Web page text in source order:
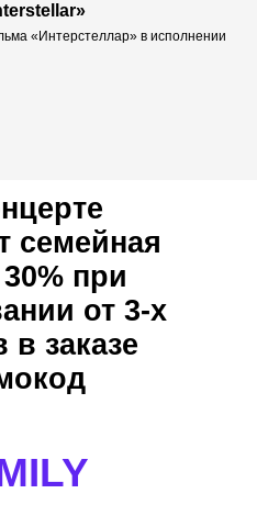
«Интерстеллар» в исполнении
семейная
при
от 3-х
в заказе